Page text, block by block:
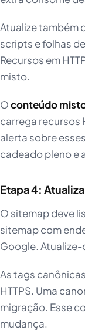
Atualize também
scripts e folhas
Recursos em
misto.
Oconteúdo
carrega recursos
alerta sobre
cadeado pleno e
Etapa 4:
O sitemap deve
sitemap com
Google. Atualize-
As tags
HTTPS. Uma
migração. Esse
mudança.